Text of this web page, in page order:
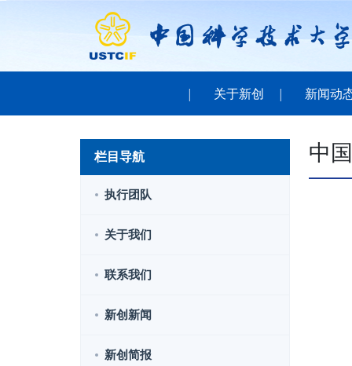
关于新创 新闻动
栏目导航
执行团队
关于我们
联系我们
新创新闻
新创简报
中